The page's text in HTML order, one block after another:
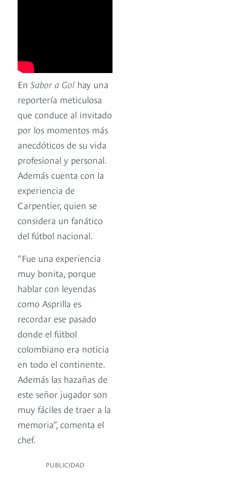
En Sabor a Gol hay una
reportería meticulosa
que conduce al invitado
por los momentos más
anecdóticos de su vida
profesional y personal.
Además cuenta con la
experiencia de
Carpentier, quien se
considera un fanático
del fútbol nacional.
“Fue una experiencia
muy bonita, porque
hablar con leyendas
como Asprilla es
recordar ese pasado
donde el fútbol
colombiano era noticia
en todo el continente.
Además las hazañas de
este señor jugador son
muy fáciles de traer a la
memoria”, comenta el
chef.
PUBLICIDAD